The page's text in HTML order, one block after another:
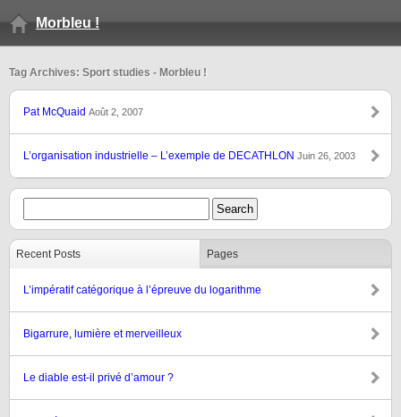
Morbleu !
Tag Archives: Sport studies - Morbleu !
Pat McQuaid Août 2, 2007
L’organisation industrielle – L’exemple de DECATHLON Juin 26, 2003
Recent Posts Pages
L’impératif catégorique à l’épreuve du logarithme
Bigarrure, lumière et merveilleux
Le diable est-il privé d’amour ?